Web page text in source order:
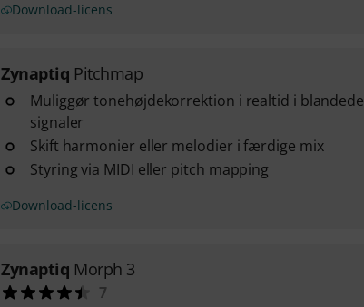
Download-licens
Zynaptiq Pitchmap
Muliggør tonehøjdekorrektion i realtid i blandede
signaler
Skift harmonier eller melodier i færdige mix
Styring via MIDI eller pitch mapping
Download-licens
Zynaptiq Morph 3
7